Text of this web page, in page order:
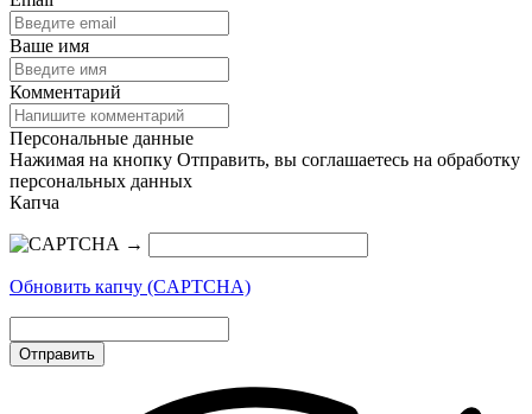
Ваше имя
Комментарий
Персональные данные
Нажимая на кнопку Отправить, вы соглашаетесь на обработку
персональных данных
Капча
→
Обновить капчу (CAPTCHA)
Отправить